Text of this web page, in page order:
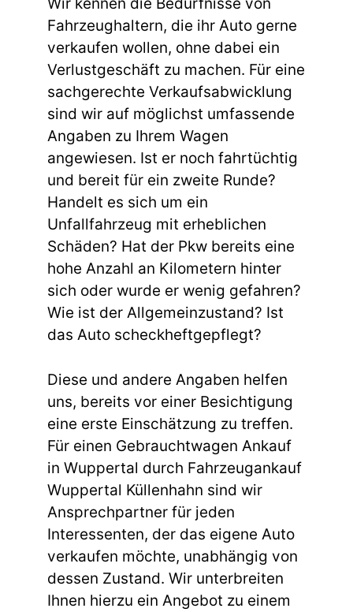
Wir kennen die Bedürfnisse von
Fahrzeughaltern, die ihr Auto gerne
verkaufen wollen, ohne dabei ein
Verlustgeschäft zu machen. Für eine
sachgerechte Verkaufsabwicklung
sind wir auf möglichst umfassende
Angaben zu Ihrem Wagen
angewiesen. Ist er noch fahrtüchtig
und bereit für ein zweite Runde?
Handelt es sich um ein
Unfallfahrzeug mit erheblichen
Schäden? Hat der Pkw bereits eine
hohe Anzahl an Kilometern hinter
sich oder wurde er wenig gefahren?
Wie ist der Allgemeinzustand? Ist
das Auto scheckheftgepflegt?
Diese und andere Angaben helfen
uns, bereits vor einer Besichtigung
eine erste Einschätzung zu treffen.
Für einen Gebrauchtwagen Ankauf
in Wuppertal durch Fahrzeugankauf
Wuppertal Küllenhahn sind wir
Ansprechpartner für jeden
Interessenten, der das eigene Auto
verkaufen möchte, unabhängig von
dessen Zustand. Wir unterbreiten
Ihnen hierzu ein Angebot zu einem